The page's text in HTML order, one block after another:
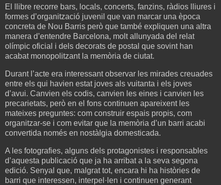
El llibre recorre bars, locals, concerts, fanzins, ràdios lliures i
formes d’organització juvenil que van marcar una època
concreta de Nou Barris però que també expliquen una altra
manera d’entendre Barcelona, molt allunyada del relat
olímpic oficial i dels decorats de postal que sovint han
acabat monopolitzant la memòria de ciutat.
Durant l’acte era interessant observar les mirades creuades
entre els qui havien estat joves als vuitanta i els joves
d’avui. Canvien els codis, canvien les eines i canvien les
precarietats, però en el fons continuen apareixent les
mateixes preguntes: com construir espais propis, com
organitzar-se i com evitar que la memòria d’un barri acabi
convertida només en nostàlgia domesticada.
A les fotografies, alguns dels protagonistes i responsables
d’aquesta publicació que ja ha arribat a la seva segona
edició. Senyal que, malgrat tot, encara hi ha històries de
barri que interessen, interpel·len i continuen generant